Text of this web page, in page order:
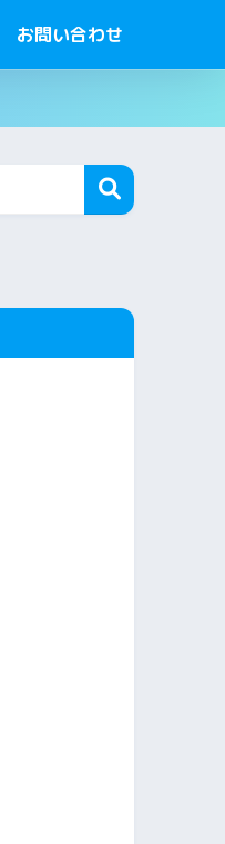
お問い合わせ